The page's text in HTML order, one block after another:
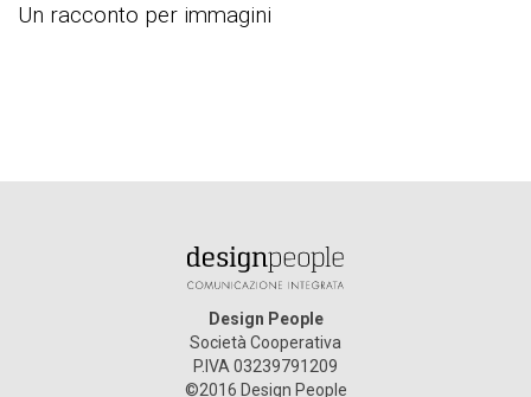
Un racconto per immagini
Design People
Società Cooperativa
P.IVA 03239791209
©2016 Design People